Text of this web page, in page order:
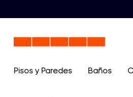
Pisos y Paredes Baños